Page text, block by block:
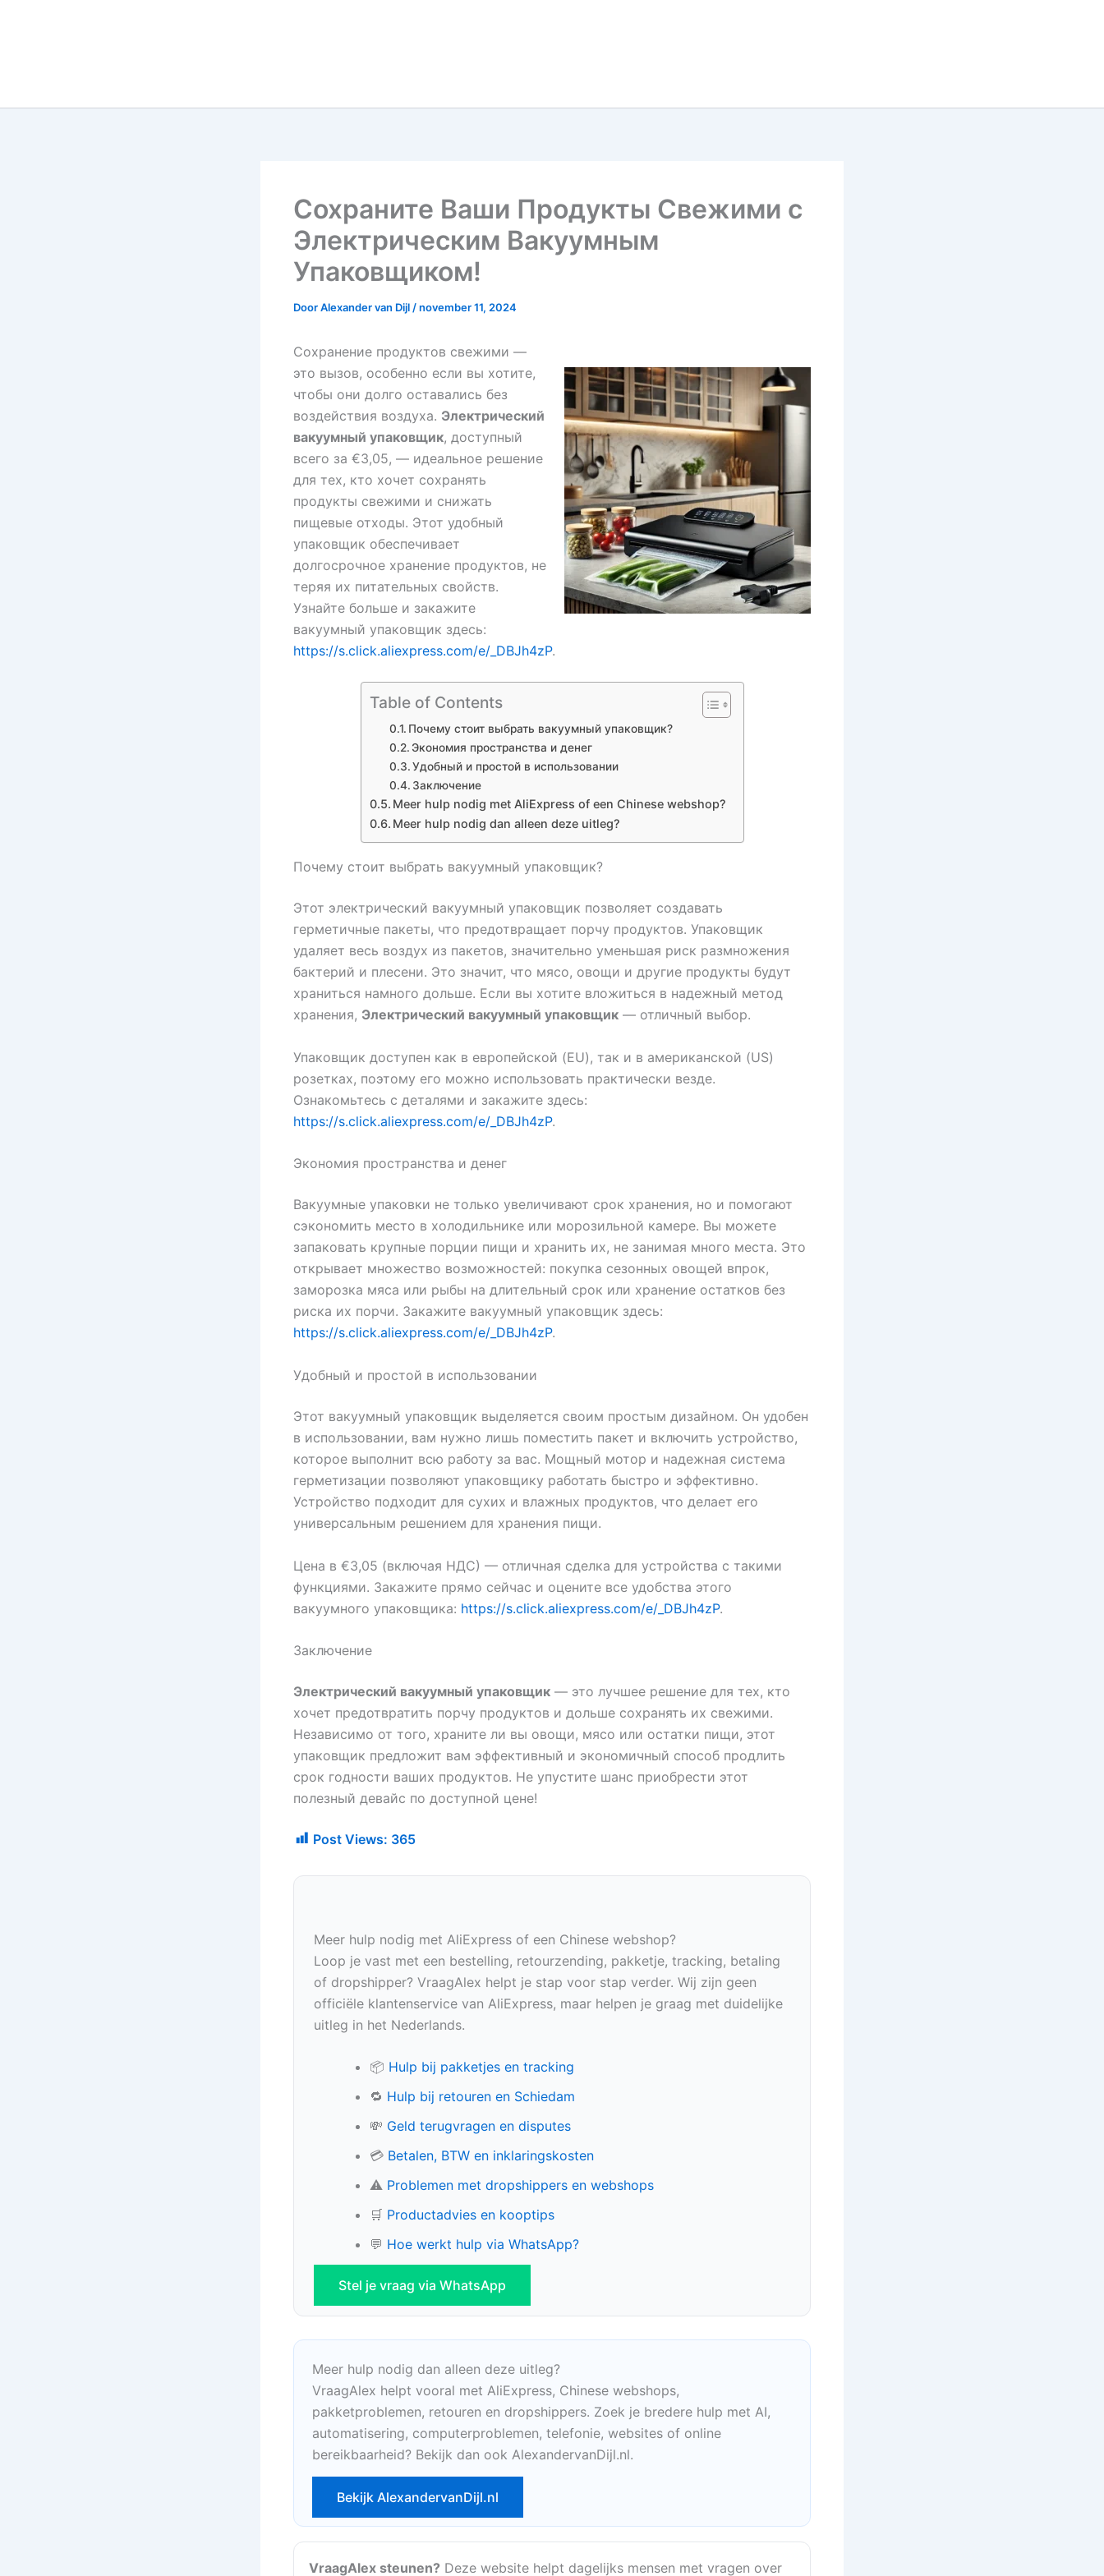
Сохраните Ваши Продукты Свежими с
Электрическим Вакуумным
Упаковщиком!
DoorAlexander van Dijl /november 11, 2024
Сохранение продуктов свежими —
это вызов, особенно если вы хотите,
чтобы они долго оставались без
воздействия воздуха. Электрический
вакуумный упаковщик, доступный
всего за €3,05, — идеальное решение
для тех, кто хочет сохранять
продукты свежими и снижать
пищевые отходы. Этот удобный
упаковщик обеспечивает
долгосрочное хранение продуктов, не
теряя их питательных свойств.
Узнайте больше и закажите
вакуумный упаковщик здесь:
https://s.click.aliexpress.com/e/_DBJh4zP.
Table of Contents
Почему стоит выбрать вакуумный упаковщик?
Экономия пространства и денег
Удобный и простой в использовании
Заключение
Meer hulp nodig met AliExpress of een Chinese webshop?
Meer hulp nodig dan alleen deze uitleg?
Почему стоит выбрать вакуумный упаковщик?
Этот электрический вакуумный упаковщик позволяет создавать
герметичные пакеты, что предотвращает порчу продуктов. Упаковщик
удаляет весь воздух из пакетов, значительно уменьшая риск размножения
бактерий и плесени. Это значит, что мясо, овощи и другие продукты будут
храниться намного дольше. Если вы хотите вложиться в надежный метод
хранения, Электрический вакуумный упаковщик — отличный выбор.
Упаковщик доступен как в европейской (EU), так и в американской (US)
розетках, поэтому его можно использовать практически везде.
Ознакомьтесь с деталями и закажите здесь:
https://s.click.aliexpress.com/e/_DBJh4zP.
Экономия пространства и денег
Вакуумные упаковки не только увеличивают срок хранения, но и помогают
сэкономить место в холодильнике или морозильной камере. Вы можете
запаковать крупные порции пищи и хранить их, не занимая много места. Это
открывает множество возможностей: покупка сезонных овощей впрок,
заморозка мяса или рыбы на длительный срок или хранение остатков без
риска их порчи. Закажите вакуумный упаковщик здесь:
https://s.click.aliexpress.com/e/_DBJh4zP.
Удобный и простой в использовании
Этот вакуумный упаковщик выделяется своим простым дизайном. Он удобен
в использовании, вам нужно лишь поместить пакет и включить устройство,
которое выполнит всю работу за вас. Мощный мотор и надежная система
герметизации позволяют упаковщику работать быстро и эффективно.
Устройство подходит для сухих и влажных продуктов, что делает его
универсальным решением для хранения пищи.
Цена в €3,05 (включая НДС) — отличная сделка для устройства с такими
функциями. Закажите прямо сейчас и оцените все удобства этого
вакуумного упаковщика: https://s.click.aliexpress.com/e/_DBJh4zP.
Заключение
Электрический вакуумный упаковщик — это лучшее решение для тех, кто
хочет предотвратить порчу продуктов и дольше сохранять их свежими.
Независимо от того, храните ли вы овощи, мясо или остатки пищи, этот
упаковщик предложит вам эффективный и экономичный способ продлить
срок годности ваших продуктов. Не упустите шанс приобрести этот
полезный девайс по доступной цене!
Post Views: 365
Meer hulp nodig met AliExpress of een Chinese webshop?
Loop je vast met een bestelling, retourzending, pakketje, tracking, betaling
of dropshipper? VraagAlex helpt je stap voor stap verder. Wij zijn geen
officiële klantenservice van AliExpress, maar helpen je graag met duidelijke
uitleg in het Nederlands.
📦 Hulp bij pakketjes en tracking
🔁 Hulp bij retouren en Schiedam
💸 Geld terugvragen en disputes
💳 Betalen, BTW en inklaringskosten
⚠️ Problemen met dropshippers en webshops
🛒 Productadvies en kooptips
💬 Hoe werkt hulp via WhatsApp?
Stel je vraag via WhatsApp
Meer hulp nodig dan alleen deze uitleg?
VraagAlex helpt vooral met AliExpress, Chinese webshops,
pakketproblemen, retouren en dropshippers. Zoek je bredere hulp met AI,
automatisering, computerproblemen, telefonie, websites of online
bereikbaarheid? Bekijk dan ook AlexandervanDijl.nl.
Bekijk AlexandervanDijl.nl
VraagAlex steunen? Deze website helpt dagelijks mensen met vragen over